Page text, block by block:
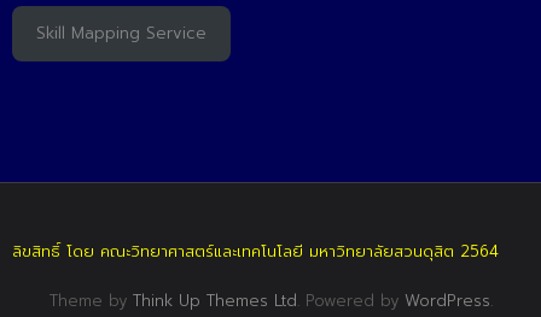
Skill Mapping Service
ลิขสิทธิ์ โดย คณะวิทยาศาสตร์และเทคโนโลยี มหาวิทยาลัยสวนดุสิต 2564
Theme by Think Up Themes Ltd. Powered by WordPress.